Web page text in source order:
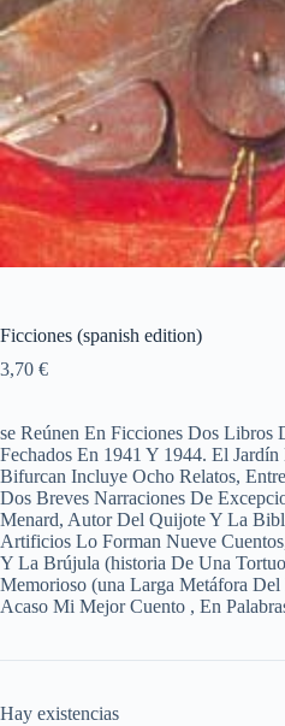
Ficciones (spanish edition)
3,70 €
se Reúnen En Ficciones Dos Libros
Fechados En 1941 Y 1944. El Jardín
Bifurcan Incluye Ocho Relatos,
Dos Breves Narraciones De
Menard, Autor Del Quijote Y La
Artificios Lo Forman Nueve
Y La Brújula (historia De Una
Memorioso (una Larga Metáfora
Acaso Mi Mejor Cuento , En
Hay existencias